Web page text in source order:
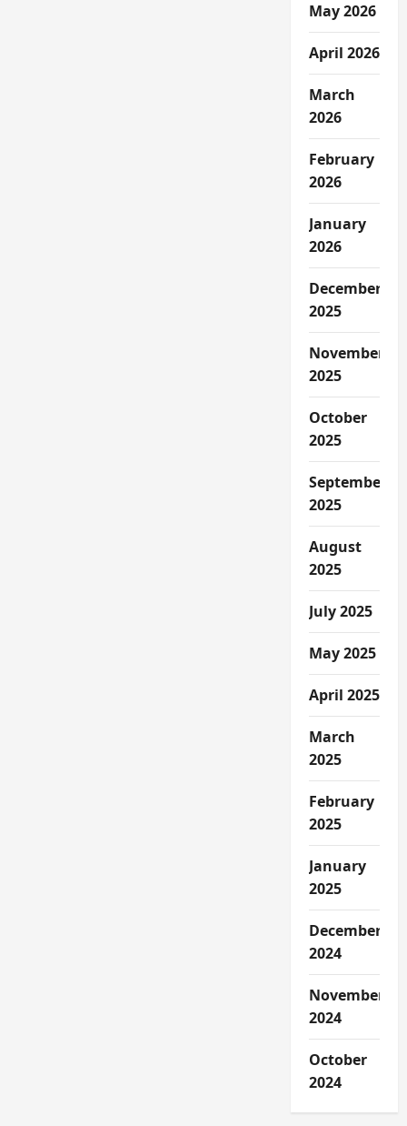
May 2026
April 2026
March
2026
February
2026
January
2026
December
2025
November
2025
October
2025
September
2025
August
2025
July 2025
May 2025
April 2025
March
2025
February
2025
January
2025
December
2024
November
2024
October
2024